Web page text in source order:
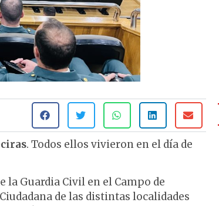
. Todos ellos vivieron en el día de
la Guardia Civil en el Campo de
de las distintas localidades